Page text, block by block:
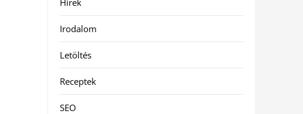
Hírek
Irodalom
Letöltés
Receptek
SEO